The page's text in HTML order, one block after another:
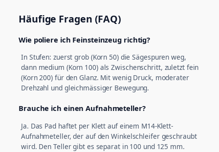
Häufige Fragen (FAQ)
Wie poliere ich Feinsteinzeug richtig?
In Stufen: zuerst grob (Korn 50) die Sägespuren weg,
dann medium (Korn 100) als Zwischenschritt, zuletzt fein
(Korn 200) für den Glanz. Mit wenig Druck, moderater
Drehzahl und gleichmässiger Bewegung.
Brauche ich einen Aufnahmeteller?
Ja. Das Pad haftet per Klett auf einem M14-Klett-
Aufnahmeteller, der auf den Winkelschleifer geschraubt
wird. Den Teller gibt es separat in 100 und 125 mm.